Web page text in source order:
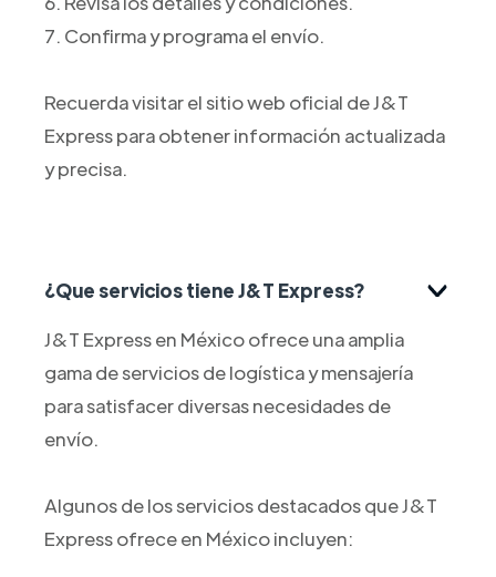
7. Confirma y programa el envío.
Recuerda visitar el sitio web oficial de J&T
Express para obtener información actualizada
y precisa.
¿Que servicios tiene J&T Express?
J&T Express en México ofrece una amplia
gama de servicios de logística y mensajería
para satisfacer diversas necesidades de
envío.
Algunos de los servicios destacados que J&T
Express ofrece en México incluyen: